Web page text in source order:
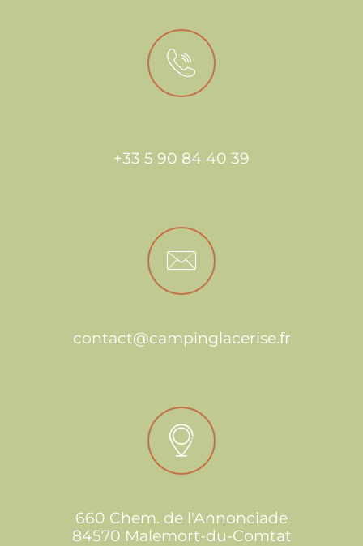
+33 5 90 84 40 39
contact@campinglacerise.fr
660 Chem. de l'Annonciade
84570 Malemort-du-Comtat